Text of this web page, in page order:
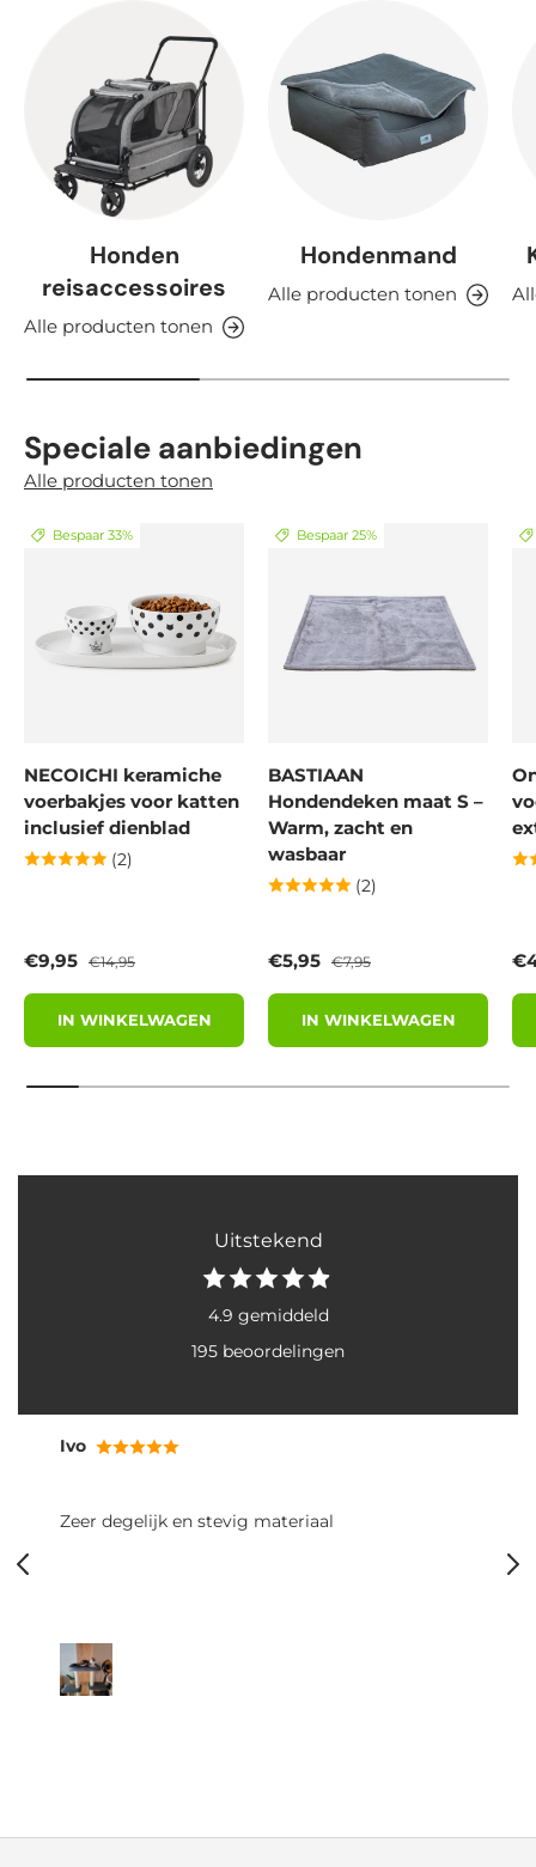
Honden
reisaccessoires
Alle producten tonen
Hondenmand
Alle producten tonen
Speciale aanbiedingen
Alle producten tonen
Bespaar 33%
NECOICHI keramiche
voerbakjes voor katten
inclusief dienblad
(2)
Verkoopprijs
€9,95 Reguliere prijs
€14,95
IN WINKELWAGEN
Bespaar 25%
BASTIAAN
Hondendeken maat S –
Warm, zacht en
wasbaar
(2)
Verkoopprijs
€5,95 Reguliere prijs
€7,95
IN WINKELWAGEN
Uitstekend
4.9 gemiddeld
195 beoordelingen
Ivo
Zeer degelijk en stevig materiaal